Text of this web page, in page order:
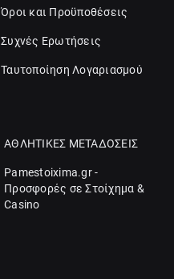
Όροι και Προϋποθέσεις
Συχνές Ερωτήσεις
Ταυτοποίηση Λογαριασμού
ΑΘΛΗΤΙΚΕΣ ΜΕΤΑΔΟΣΕΙΣ
Pamestoixima.gr -
Προσφορές σε Στοίχημα &
Casino